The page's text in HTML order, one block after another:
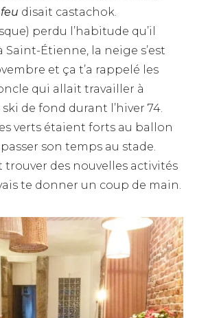
disait castachok.
perdu l’habitude qu’il
Saint-Étienne, la neige s’est
et ça t’a rappelé les
qui allait travailler à
de fond durant l’hiver 74.
verts étaient forts au ballon
son temps au stade.
trouver des nouvelles activités
te donner un coup de main.